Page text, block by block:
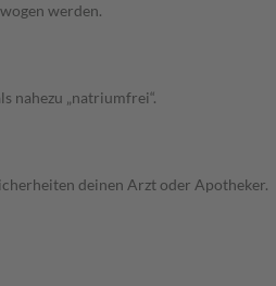
werden.
nahezu „natriumfrei“.
deinen Arzt oder Apotheker.